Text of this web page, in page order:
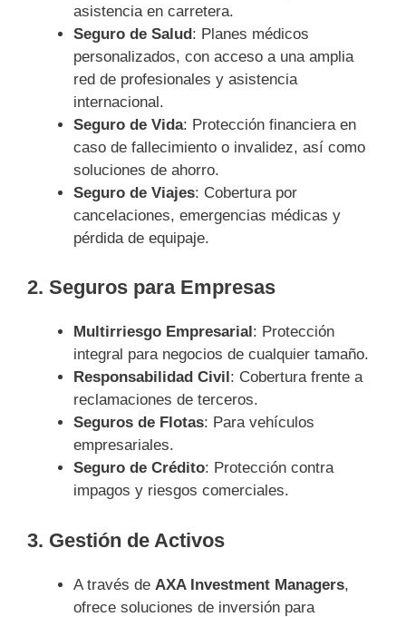
asistencia en carretera.
Seguro de Salud: Planes médicos
personalizados, con acceso a una amplia
red de profesionales y asistencia
internacional.
Seguro de Vida: Protección financiera en
caso de fallecimiento o invalidez, así como
soluciones de ahorro.
Seguro de Viajes: Cobertura por
cancelaciones, emergencias médicas y
pérdida de equipaje.
2. Seguros para Empresas
Multirriesgo Empresarial: Protección
integral para negocios de cualquier tamaño.
Responsabilidad Civil: Cobertura frente a
reclamaciones de terceros.
Seguros de Flotas: Para vehículos
empresariales.
Seguro de Crédito: Protección contra
impagos y riesgos comerciales.
3. Gestión de Activos
A través de AXA Investment Managers,
ofrece soluciones de inversión para